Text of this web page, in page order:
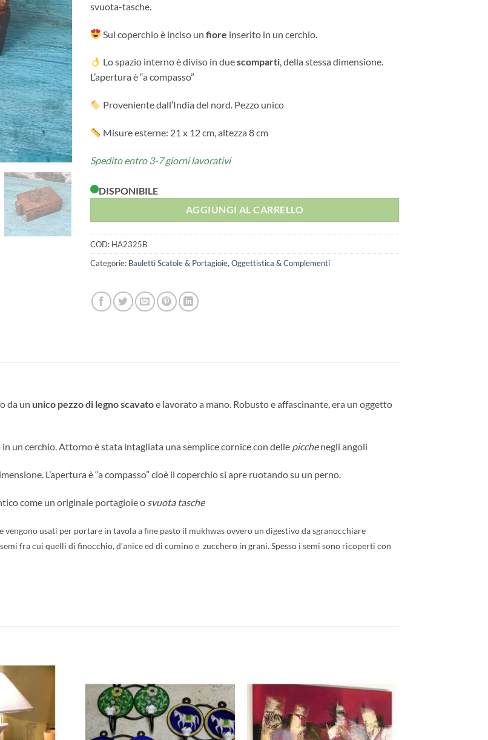
svuota-tasche.
Sul coperchio è inciso un fiore inserito in un cerchio.
Lo spazio interno è diviso in duescomparti, della stessa dimensione.
L’apertura è “a compasso”
Proveniente dall’India del nord. Pezzo unico
Misure esterne: 21 x 12 cm, altezza 8 cm
Spedito entro 3-7 giorni lavorativi
DISPONIBILE
AGGIUNGI AL CARRELLO
COD: HA2325B
Categorie: Bauletti Scatole & Portagioie, Oggettistica & Complementi
da un unico pezzo di legno scavatoe lavorato a mano. Robusto e affascinante, era un oggetto
un cerchio. Attorno è stata intagliata una semplice cornice con delle picchenegli angoli
L’apertura è “a compasso” cioè il coperchio si apre ruotando su un perno.
come un originale portagioie o svuota tasche
vengono usati per portare in tavola a fine pasto il mukhwas ovvero un digestivo da sgranocchiare
fra cui quelli di finocchio, d’anice ed di cumino e zucchero in grani. Spesso i semi sono ricoperti con
desideri
Aggiungi
alla lista
dei
desideri
alla lista
dei
desideri